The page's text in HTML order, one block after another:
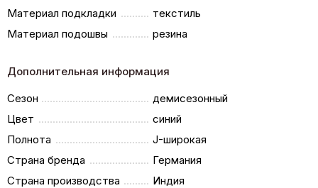
Материал подкладки
текстиль
Материал подошвы
резина
Дополнительная информация
Сезон
демисезонный
Цвет
синий
Полнота
J-широкая
Страна бренда
Германия
Страна производства
Индия